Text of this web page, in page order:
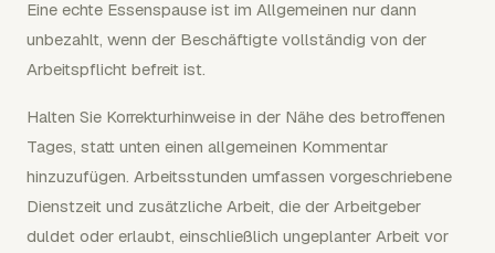
Eine echte Essenspause ist im Allgemeinen nur dann
unbezahlt, wenn der Beschäftigte vollständig von der
Arbeitspflicht befreit ist.
Halten Sie Korrekturhinweise in der Nähe des betroffenen
Tages, statt unten einen allgemeinen Kommentar
hinzuzufügen. Arbeitsstunden umfassen vorgeschriebene
Dienstzeit und zusätzliche Arbeit, die der Arbeitgeber
duldet oder erlaubt, einschließlich ungeplanter Arbeit vor